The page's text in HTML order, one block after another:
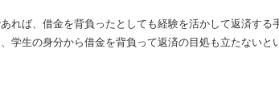
れば、借金を背負ったとしても経験を活かして返済する
学生の身分から借金を背負って返済の目処も立たない